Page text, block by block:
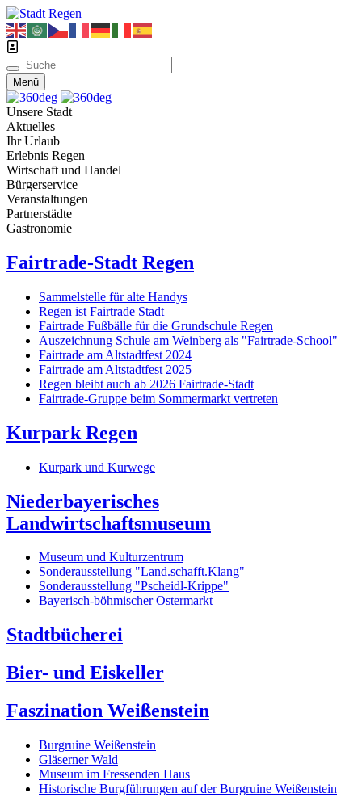
Menü
Unsere Stadt
Aktuelles
Ihr Urlaub
Erlebnis Regen
Wirtschaft und Handel
Bürgerservice
Veranstaltungen
Partnerstädte
Gastronomie
Fairtrade-Stadt Regen
Sammelstelle für alte Handys
Regen ist Fairtrade Stadt
Fairtrade Fußbälle für die Grundschule Regen
Auszeichnung Schule am Weinberg als "Fairtrade-School"
Fairtrade am Altstadtfest 2024
Fairtrade am Altstadtfest 2025
Regen bleibt auch ab 2026 Fairtrade-Stadt
Fairtrade-Gruppe beim Sommermarkt vertreten
Kurpark Regen
Kurpark und Kurwege
Niederbayerisches
Landwirtschaftsmuseum
Museum und Kulturzentrum
Sonderausstellung "Land.schafft.Klang"
Sonderausstellung "Pscheidl-Krippe"
Bayerisch-böhmischer Ostermarkt
Stadtbücherei
Bier- und Eiskeller
Faszination Weißenstein
Burgruine Weißenstein
Gläserner Wald
Museum im Fressenden Haus
Historische Burgführungen auf der Burgruine Weißenstein